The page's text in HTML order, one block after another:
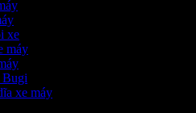
xe
máy
xe máy